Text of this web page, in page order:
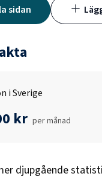
sidan
i Sverige
kr per månad
djupgående